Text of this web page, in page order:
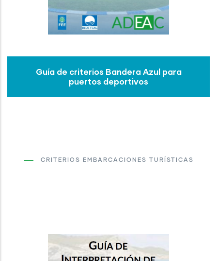
Guía de criterios Bandera Azul para
puertos deportivos
CRITERIOS EMBARCACIONES TURÍSTICAS